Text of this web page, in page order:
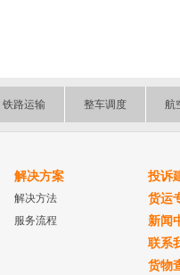
铁路运输 整车调度 航
解决方案
解决方法
服务流程
投诉
货运
新闻
联系
货物